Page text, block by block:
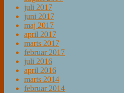
juli 2017
juni 2017
maj 2017
april 2017
marts 2017
februar 2017
juli 2016
april 2016
marts 2014
februar 2014